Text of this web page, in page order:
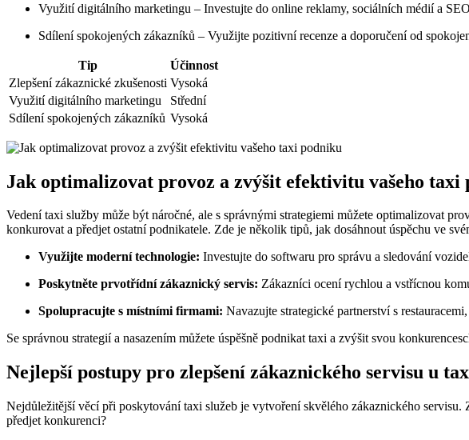
Využití digitálního marketingu – Investujte do online reklamy, sociálních médií a
Sdílení spokojených zákazníků – Využijte pozitivní recenze a doporučení od
Tip
Účinnost
Zlepšení zákaznické zkušenosti Vysoká
Využití digitálního marketingu
Střední
Sdílení spokojených zákazníků Vysoká
Jak optimalizovat provoz a zvýšit efektivitu vašeho taxi
Vedení taxi služby může být náročné, ale s správnými strategiemi můžete optimalizovat
konkurovat a předjet ostatní podnikatele. Zde je několik tipů, jak dosáhnout úspěchu ve
Využijte moderní technologie: Investujte do softwaru pro správu a sledování
Poskytněte prvotřídní zákaznický servis: Zákazníci ocení rychlou a vstřícnou
Spolupracujte s místními firmami: Navazujte strategické partnerství s
Se správnou strategií a nasazením můžete úspěšně podnikat taxi a zvýšit svou
Nejlepší postupy pro zlepšení zákaznického servisu u
Nejdůležitější věcí při poskytování taxi služeb je vytvoření skvělého zákaznického
předjet konkurenci?